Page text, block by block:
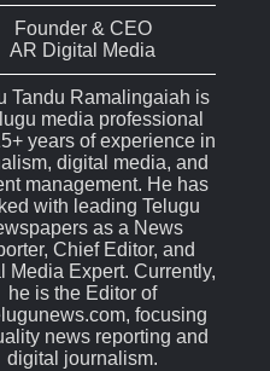
Founder & CEO
AR Digital Media
Tandu Ramalingaiah is
media professional
years of experience in
digital media, and
management. He has
with leading Telugu
as a News
Chief Editor, and
Media Expert. Currently,
he is the Editor of
focusing
news reporting and
digital journalism.